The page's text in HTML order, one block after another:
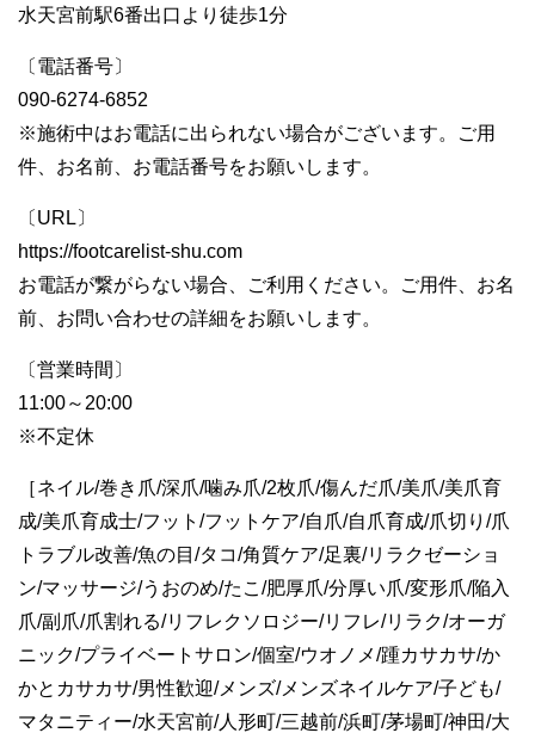
水天宮前駅6番出口より徒歩1分
〔電話番号〕
090-6274-6852
※施術中はお電話に出られない場合がございます。ご用
件、お名前、お電話番号をお願いします。
〔URL〕
https://footcarelist-shu.com
お電話が繋がらない場合、ご利用ください。ご用件、お名
前、お問い合わせの詳細をお願いします。
〔営業時間〕
11:00～20:00
※不定休
［ネイル/巻き爪/深爪/噛み爪/2枚爪/傷んだ爪/美爪/美爪育
成/美爪育成士/フット/フットケア/自爪/自爪育成/爪切り/爪
トラブル改善/魚の目/タコ/角質ケア/足裏/リラクゼーショ
ン/マッサージ/うおのめ/たこ/肥厚爪/分厚い爪/変形爪/陥入
爪/副爪/爪割れる/リフレクソロジー/リフレ/リラク/オーガ
ニック/プライベートサロン/個室/ウオノメ/踵カサカサ/か
かとカサカサ/男性歓迎/メンズ/メンズネイルケア/子ども/
マタニティー/水天宮前/人形町/三越前/浜町/茅場町/神田/大